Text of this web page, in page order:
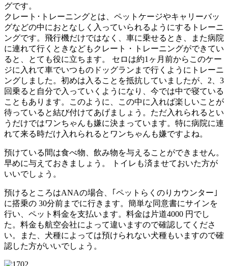
グです。
クレート･トレーニングとは、ペットケージやキャリーバッ
グなどの中におとなしく入っていられるようにするトレーニ
ングです。飛行機だけではなく、車に乗せるとき、また病院
に連れて行くときなどもクレート・トレーニングができてい
ると、とても役に立ちます。 セロは約1ヶ月前からこのケー
ジに入れて車でいつものドッグランまで行くようにトレーニ
ングしました。初めは入ることを抵抗していましたが、2、3
回乗ると自分で入っていくようになり、今では中で寝ている
こともあります。このように、この中に入れば楽しいことが
待っていると結び付けてあげましょう。ただ入れられるとい
うだけではワンちゃんも嫌に決まっています。特に病院に連
れて来る時だけ入れられるとワンちゃんも嫌ですよね。
預けている間は食べ物、飲み物を与えることができません。
早めに与えておきましょう。 トイレも済ませておいた方が
いいでしょう。
預けるところはANAの場合、｢ペットらくのりカウンター｣
に搭乗の 30分前までに行きます。簡単な同意書にサインを
行い、ペット料金を支払います。料金は片道4000 円でし
た。料金も航空会社によって違いますので確認してくださ
い。また、犬種によっては預けられない犬種もいますので確
認した方がいいでしょう。